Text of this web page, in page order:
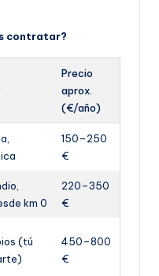
contratar?
Precio
aprox.
(€/año)
150–250
€
km 0
220–350
€
(tú
450–800
€